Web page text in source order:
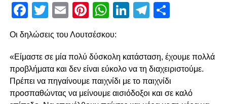
Ακολούθησε στο 15′ χλιαρό σουτ του Ότο που μπλόκαρε
μετά από λάθος και μαρκάρισμα του Μιχαηλίδη στον
αλλά έστειλε την μπάλα άουτ, χάνοντας μία χρυσή
ευκαιρία για να βάλει τον Παναιτωλικό μπροστά στο σκορ.
Μοναδική ευκαιρία από τον Λαχούντ
Facebook
Twitter
EmailPinterest
WhatsApp
LinkedIn
Telegram
Οι δηλώσεις του Λουτσέσκου:
«Είμαστε σε μία πολύ δύσκολη κατάσταση, έχουμε πολλά
προβλήματα και δεν είναι εύκολο να τη διαχειριστούμε.
Πρέπει να πηγαίνουμε παιχνίδι με το παιχνίδι
προσπαθώντας να μείνουμε αισιόδοξοι και σε καλό